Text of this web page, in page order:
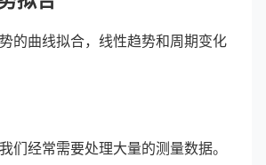
的曲线拟合，线性趋势和周期变化
们经常需要处理大量的测量数据。